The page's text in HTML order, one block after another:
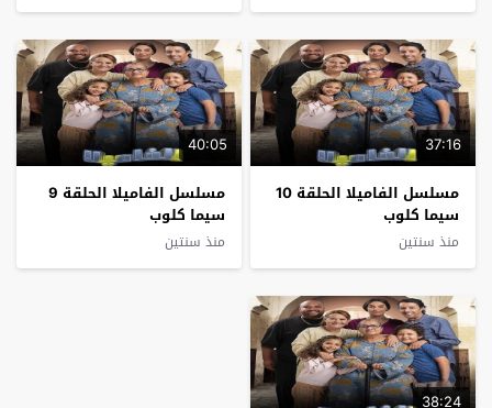
37:16
مسلسل الفاميلا الحلقة 10
سيما كلوب
منذ سنتين
40:05
مسلسل الفاميلا الحلقة 9
سيما كلوب
منذ سنتين
38:24